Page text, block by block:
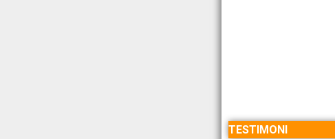
TESTIMONI